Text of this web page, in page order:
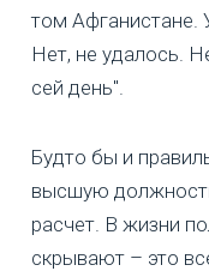
том Афганистане.
Нет, не удалось.
сей день".
Будто бы и
высшую
расчет. В жизни
скрывают – это